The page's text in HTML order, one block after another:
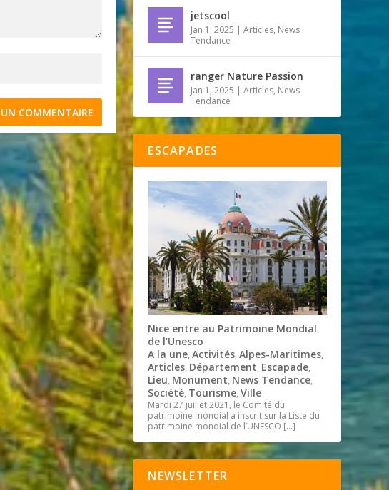
jetscool
Jan 1, 2025 |Articles, News
Tendance
ranger Nature Passion
Jan 1, 2025 |Articles, News
Tendance
ESCAPADES
Nice entre au Patrimoine Mondial
de l’Unesco
A la une,Activités,Alpes-Maritimes,
Articles, Département, Escapade,
Lieu, Monument, News Tendance,
Société, Tourisme,Ville
Mardi 27 juillet 2021, le Comité du
patrimoine mondial a inscrit sur la Liste du
patrimoine mondial de l’UNESCO […]
NEWSLETTER